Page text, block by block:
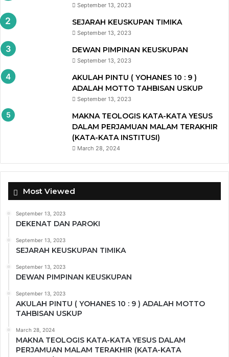
September 13, 2023
SEJARAH KEUSKUPAN TIMIKA
September 13, 2023
DEWAN PIMPINAN KEUSKUPAN
September 13, 2023
AKULAH PINTU ( YOHANES 10 : 9 )
ADALAH MOTTO TAHBISAN USKUP
September 13, 2023
MAKNA TEOLOGIS KATA-KATA YESUS
DALAM PERJAMUAN MALAM TERAKHIR
(KATA-KATA INSTITUSI)
March 28, 2024
Most Viewed
September 13, 2023
DEKENAT DAN PAROKI
September 13, 2023
SEJARAH KEUSKUPAN TIMIKA
September 13, 2023
DEWAN PIMPINAN KEUSKUPAN
September 13, 2023
AKULAH PINTU ( YOHANES 10 : 9 ) ADALAH MOTTO
TAHBISAN USKUP
March 28, 2024
MAKNA TEOLOGIS KATA-KATA YESUS DALAM
PERJAMUAN MALAM TERAKHIR (KATA-KATA